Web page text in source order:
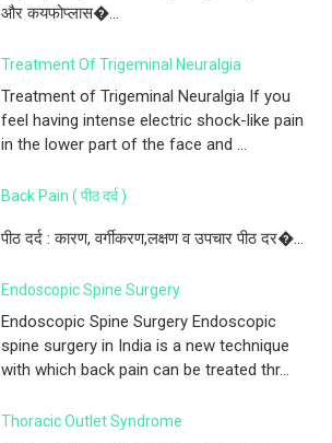
और कयफोप्लास�...
Treatment Of Trigeminal Neuralgia
Treatment of Trigeminal Neuralgia If you
feel having intense electric shock-like pain
in the lower part of the face and ...
Back Pain ( पीठ दर्द )
पीठ दर्द : कारण, वर्गीकरण,लक्षण व उपचार पीठ दर�...
Endoscopic Spine Surgery
Endoscopic Spine Surgery Endoscopic
spine surgery in India is a new technique
with which back pain can be treated thr...
Thoracic Outlet Syndrome